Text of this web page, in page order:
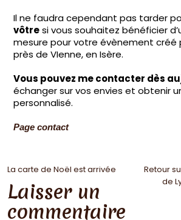
Il ne faudra cependant pas tarder
vôtresi vous souhaitez bénéficier
mesure pour votre évènement créé
près de VIenne, en Isère.
Vous pouvez me contacter dès
échanger sur vos envies et obtenir
personnalisé.
Page contact
La carte de Noël est arrivée
Retour
de
Laisser un
commentaire